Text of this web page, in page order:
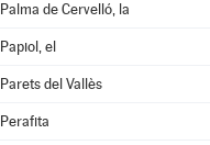
Palma de Cervelló, la
Papiol, el
Parets del Vallès
Perafita